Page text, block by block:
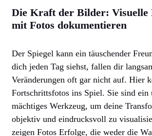
Die Kraft der Bilder: Visuelle
mit Fotos dokumentieren
Der Spiegel kann ein täuschender
dich jeden Tag siehst, fallen dir
Veränderungen oft gar nicht auf. Hier
Fortschrittsfotos ins Spiel. Sie sind ein
mächtiges Werkzeug, um deine
objektiv und eindrucksvoll zu
zeigen Fotos Erfolge, die weder die